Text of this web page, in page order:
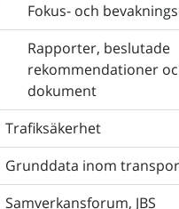
Fokus- och
Rapporter, beslutade
rekommendationer
dokument
Trafiksäkerhet
Grunddata inom
Samverkansforum, JBS